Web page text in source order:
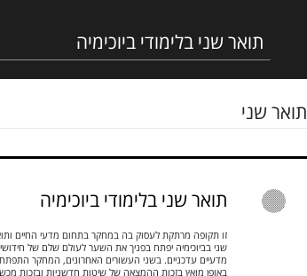
תואר שני
תואר שני בלימודי ביוכימיה
זו תקופה מרתקת לעסוק בה במחקר בתחום מדעי החיים
שני בביוכימיה יפתח בפניך את השער לעולם שלם של
מדעיים עדכניים. בשני העשורים האחרונים, המחקר התפתח
באופן מואץ בזכות ההמצאה של שיטות חדשניות ובזכות